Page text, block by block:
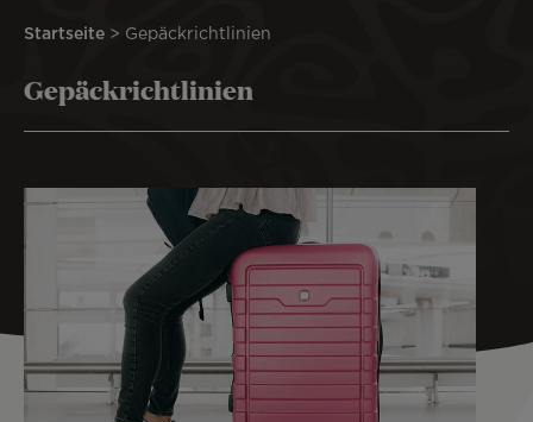
Pfadnavigation
Startseite Gepäckrichtlinien
Gepäckrichtlinien